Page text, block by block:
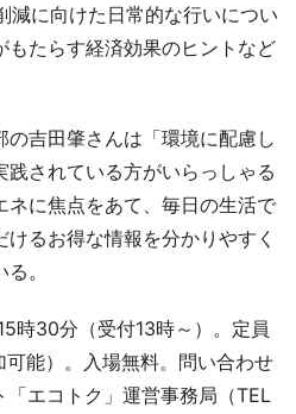
減に向けた日常的な行いについ
もたらす経済効果のヒントなど
吉田肇さんは「環境に配慮し
されている方がいらっしゃる
ネに焦点をあて、毎日の生活で
るお得な情報を分かりやすく
。
時30分（受付13時～）。定員
能）。入場無料。問い合わせ
エコトク」運営事務局（TEL